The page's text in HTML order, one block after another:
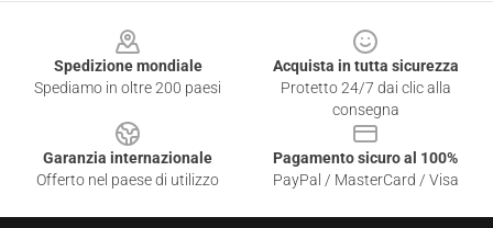
Spedizione mondiale
Spediamo in oltre 200 paesi
Acquista in tutta sicurezza
Protetto 24/7 dai clic alla
consegna
Garanzia internazionale
Offerto nel paese di utilizzo
Pagamento sicuro al 100%
PayPal / MasterCard / Visa